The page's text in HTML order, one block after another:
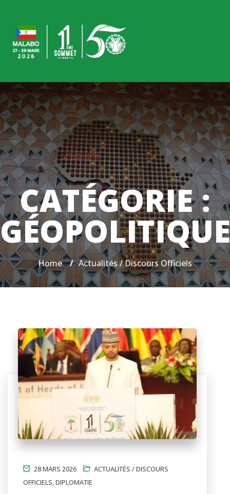
CATÉGORIE :
GÉOPOLITIQUE
Home / Actualités / Discours Officiels
28 MARS 2026
ACTUALITÉS / DISCOURS
OFFICIELS,DIPLOMATIE